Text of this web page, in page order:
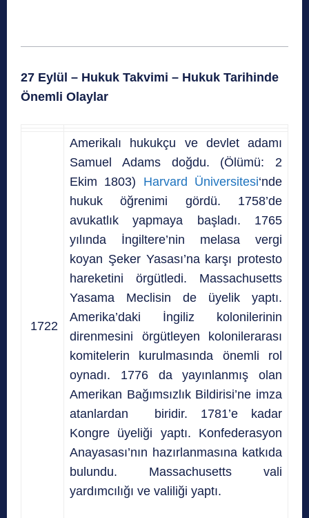
27 Eylül – Hukuk Takvimi – Hukuk Tarihinde
Önemli Olaylar
1722
Amerikalı hukukçu ve devlet adamı
Samuel Adams doğdu. (Ölümü: 2
Ekim 1803) Harvard Üniversitesi‘nde
hukuk öğrenimi gördü. 1758’de
avukatlık yapmaya başladı. 1765
yılında İngiltere’nin melasa vergi
koyan Şeker Yasası’na karşı protesto
hareketini örgütledi. Massachusetts
Yasama Meclisin de üyelik yaptı.
Amerika’daki İngiliz kolonilerinin
direnmesini örgütleyen kolonilerarası
komitelerin kurulmasında önemli rol
oynadı. 1776 da yayınlanmış olan
Amerikan Bağımsızlık Bildirisi’ne imza
atanlardan biridir. 1781’e kadar
Kongre üyeliği yaptı. Konfederasyon
Anayasası’nın hazırlanmasına katkıda
bulundu. Massachusetts vali
yardımcılığı ve valiliği yaptı.